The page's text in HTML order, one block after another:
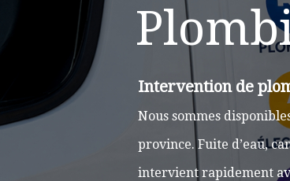
Intervention de
Nous sommes
province. Fuite d’eau,
intervient rapidement